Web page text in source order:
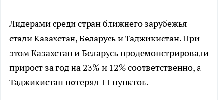
Лидерами среди стран ближнего зарубежья
стали Казахстан, Беларусь и Таджикистан. При
этом Казахстан и Беларусь продемонстрировали
прирост за год на 23% и 12% соответственно, а
Таджикистан потерял 11 пунктов.